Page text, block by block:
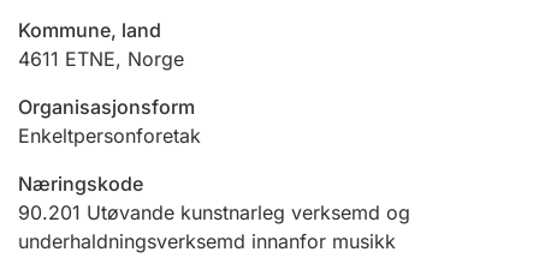
Ektepaktrettleiaren
Andre tema
Kommune, land
4611 ETNE, Norge
Organisasjonsform
Enkeltpersonforetak
Næringskode
90.201 Utøvande kunstnarleg verksemd og
underhaldningsverksemd innanfor musikk